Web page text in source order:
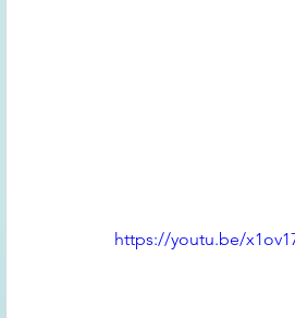
https://youtu.be/